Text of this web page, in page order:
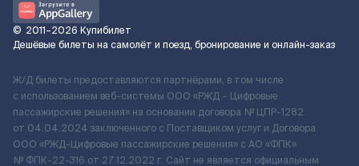
© 2011–2026 Купибилет
Дешёвые билеты на самолёт и поезд, бронирование и онлайн-заказ
Ж/Д билеты предоставляются партнёрами, в том числе
с использованием веб-системы ООО «РЖД – Цифровые
пассажирские решения» на основании договора № ЦПР-1282
от 04.04.2024 заключенного с Поставщиком услуг и Договора
ООО «РЖД-Цифровые пассажирские решения» c АО «ФПК»
№ ФПК-22-316 от 27.12.2022 г. Сайт не является официальным